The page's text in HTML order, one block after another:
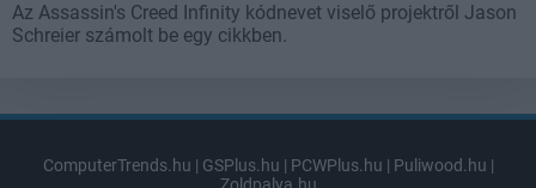
Az Assassin's Creed Infinity kódnevet viselő projektről Jason
Schreier számolt be egy cikkben.
ComputerTrends.hu | GSPlus.hu | PCWPlus.hu | Puliwood.hu |